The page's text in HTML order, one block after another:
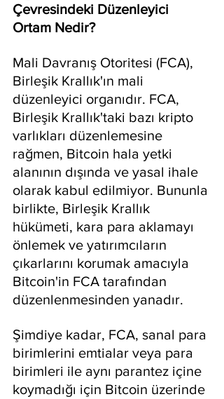
Çevresindeki Düzenleyici
Ortam Nedir?
Mali Davranış Otoritesi (FCA),
Birleşik Krallık'ın mali
düzenleyici organıdır. FCA,
Birleşik Krallık'taki bazı kripto
varlıkları düzenlemesine
rağmen, Bitcoin hala yetki
alanının dışında ve yasal ihale
olarak kabul edilmiyor. Bununla
birlikte, Birleşik Krallık
hükümeti, kara para aklamayı
önlemek ve yatırımcıların
çıkarlarını korumak amacıyla
Bitcoin'in FCA tarafından
düzenlenmesinden yanadır.
Şimdiye kadar, FCA, sanal para
birimlerini emtialar veya para
birimleri ile aynı parantez içine
koymadığı için Bitcoin üzerinde